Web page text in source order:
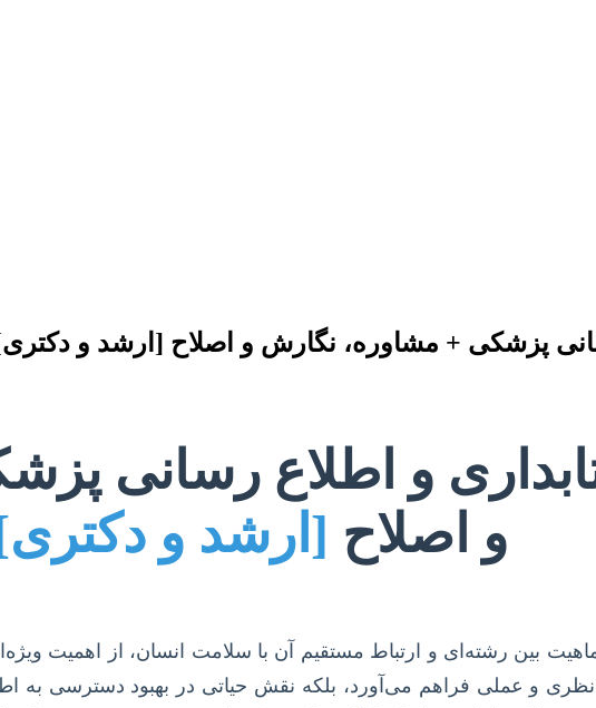
رسانی پزشکی + مشاوره، نگارش و اصلاح [ارشد و
کتابداری و اطلاع رسانی
و اصلاح [ارشد و
بین رشته‌ای و ارتباط مستقیم آن با سلامت انسان، از اهمیت
و عملی فراهم می‌آورد، بلکه نقش حیاتی در بهبود دسترسی به